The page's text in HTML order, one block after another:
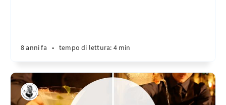
8 anni fa • tempo di lettura: 4 min